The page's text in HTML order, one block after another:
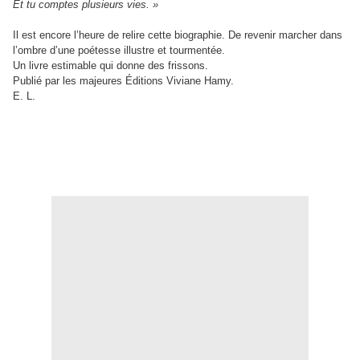
Et tu comptes plusieurs vies. »
Il est encore l’heure de relire cette biographie. De revenir marcher dans
l’ombre d’une poétesse illustre et tourmentée.
Un livre estimable qui donne des frissons.
Publié par les majeures Éditions Viviane Hamy.
E. L.